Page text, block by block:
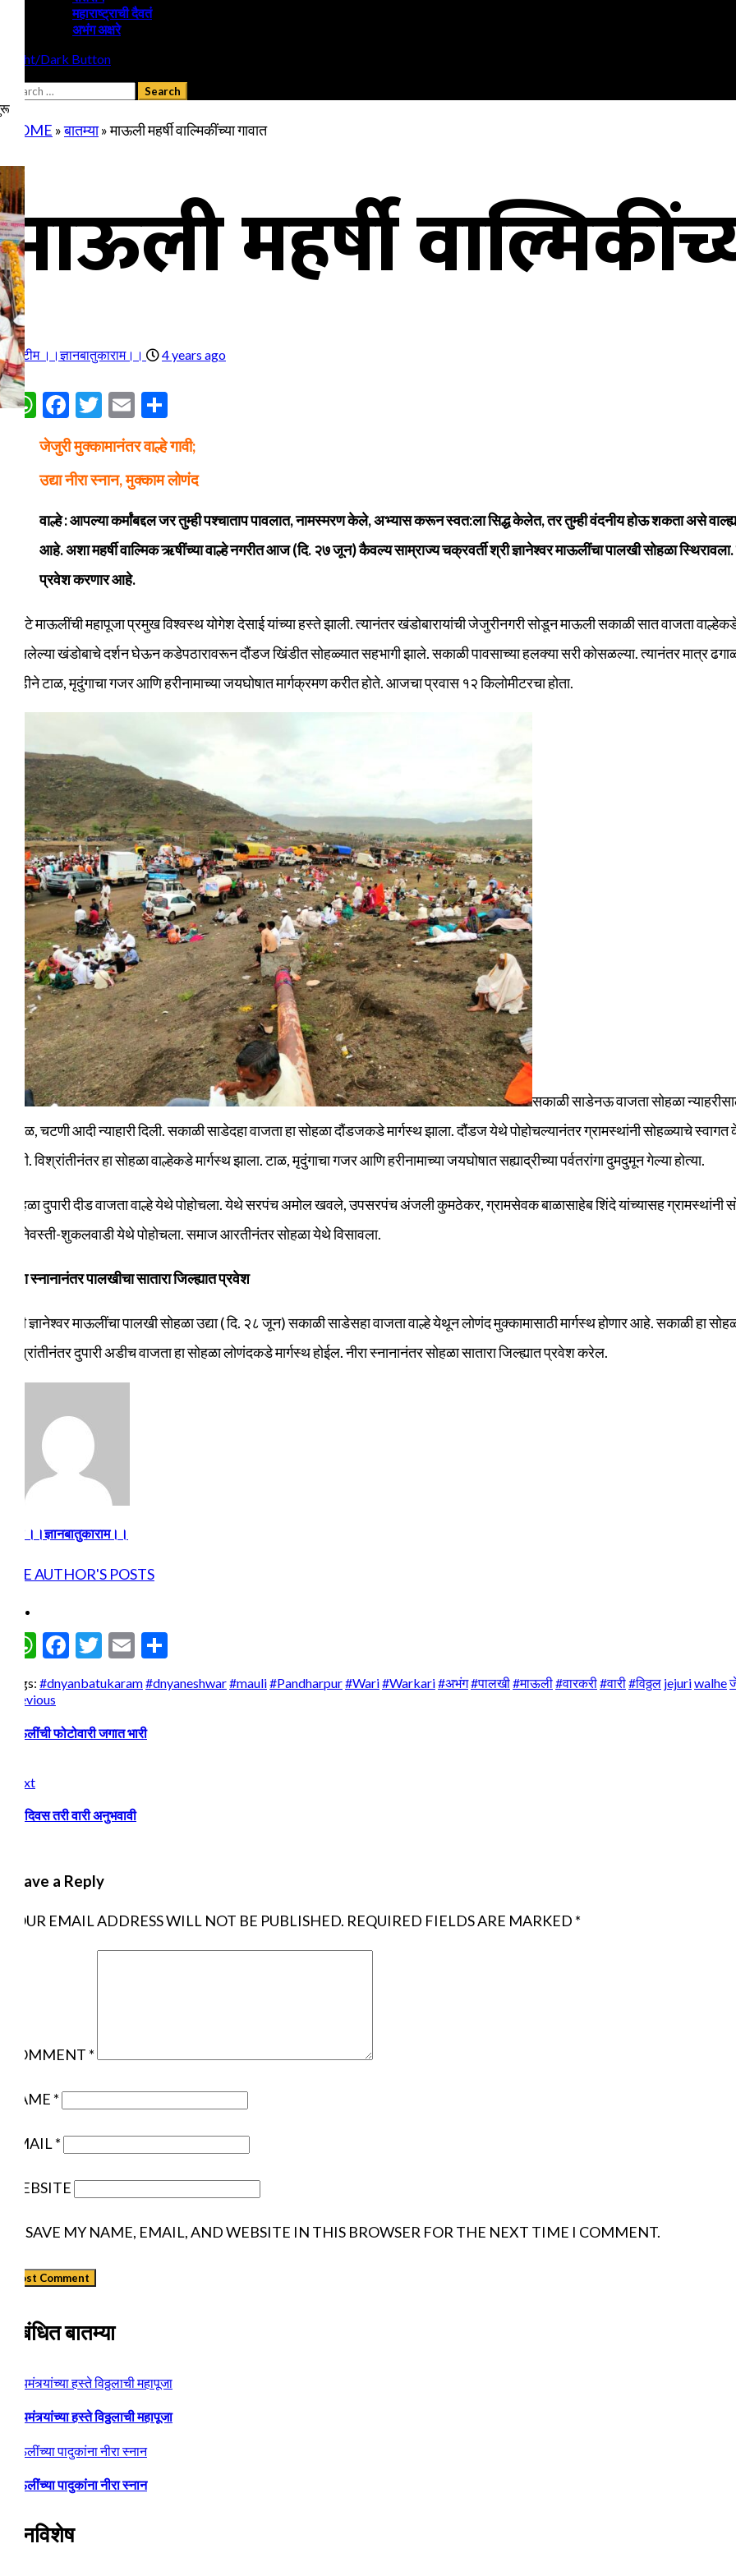
महाराष्ट्राची दैवतं
अभंग अक्षरे
Light/Dark Button
Search
for:
HOME »बातम्या»माऊली महर्षी वाल्मिकींच्या गावात
माऊली महर्षी
टीम ।।ज्ञानबातुकाराम।। 4 years ago
WhatsApp
Facebook
Twitter
Email
जेजुरी मुक्कामानंतर वाल्हे गावी;
उद्या नीरा स्नान, मुक्काम लोणंद
वाल्हे : आपल्या कर्मांबद्दल जर तुम्ही पश्चाताप पावलात, नामस्मरण केले, अभ्यास करून स्वत:ला सिद्ध केलेत, तर तुम्ही वंदनीय होऊ शकता असे
आहे. अशा महर्षी वाल्मिक ऋषींच्या वाल्हे नगरीत आज (दि. २७ जून) कैवल्य साम्राज्य चक्रवर्ती श्री ज्ञानेश्‍वर माऊलींचा पालखी सोहळा स्थिरावला.
प्रवेश करणार आहे.
पहाटे माऊलींची महापूजा प्रमुख विश्वस्थ योगेश देसाई यांच्या हस्ते झाली. त्यानंतर खंडोबारायांची जेजुरीनगरी सोडून माऊली सकाळी सात वाजता
असलेल्या खंडोबाचे दर्शन घेऊन कडेपठारावरून दौंडज खिंडीत सोहळ्यात सहभागी झाले. सकाळी पावसाच्या हलक्या सरी कोसळल्या. त्यानंतर मात्र ढगाळ
ओढीने टाळ, मृदुंगाचा गजर आणि हरीनामाच्या जयघोषात मार्गक्रमण करीत होते. आजचा प्रवास १२ किलोमीटरचा होता.
सकाळी साडेनऊ वाजता सोहळा
उसळ, चटणी आदी न्याहारी दिली. सकाळी साडेदहा वाजता हा सोहळा दौंडजकडे मार्गस्थ झाला. दौंडज येथे पोहोचल्यानंतर ग्रामस्थांनी सोहळ्याचे
होती. विश्रांतीनंतर हा सोहळा वाल्हेकडे मार्गस्थ झाला. टाळ, मृदुंगाचा गजर आणि हरीनामाच्या जयघोषात सह्याद्रीच्या पर्वतरांगा दुमदुमून गेल्या होत्या.
सोहळा दुपारी दीड वाजता वाल्हे येथे पोहोचला. येथे सरपंच अमोल खवले, उपसरपंच अंजली कुमठेकर, ग्रामसेवक बाळासाहेब शिंदे यांच्यासह ग्रामस्थांनी
मदनेवस्ती-शुकलवाडी येथे पोहोचला. समाज आरतीनंतर सोहळा येथे विसावला.
नीरा स्नानानंतर पालखीचा सातारा जिल्ह्यात प्रवेश
श्री ज्ञानेश्‍वर माऊलींचा पालखी सोहळा उद्या ( दि. २८ जून) सकाळी साडेसहा वाजता वाल्हे येथून लोणंद मुक्कामासाठी मार्गस्थ होणार आहे. सकाळी हा
विश्रांतीनंतर दुपारी अडीच वाजता हा सोहळा लोणंदकडे मार्गस्थ होईल. नीरा स्नानानंतर सोहळा सातारा जिल्ह्यात प्रवेश करेल.
टीम ।।ज्ञानबातुकाराम।।
SEE AUTHOR'S POSTS
WhatsApp
Facebook
Twitter
Email
Tags: #dnyanbatukaram#dnyaneshwar#mauli#Pandharpur#Wari#Warkari#अभंग#पालखी#माऊली#वारकरी#वारी#विठ्ठल jejuriwalhe
Continue
Previous
माऊलींची फोटोवारी जगात भारी
NextNext
एक दिवस तरी वारी अनुभवावी
Leave a Reply
YOUR EMAIL ADDRESS WILL NOT BE PUBLISHED. REQUIRED FIELDS ARE MARKED *
COMMENT *
NAME *
EMAIL*
WEBSITE
SAVE MY NAME, EMAIL, AND WEBSITE IN THIS BROWSER FOR THE NEXT TIME I COMMENT.
संबंधित बातम्या
मुख्यमंत्र्यांच्या हस्ते विठ्ठलाची महापूजा
मुख्यमंत्र्यांच्या हस्ते विठ्ठलाची महापूजा
माऊलींच्या पादुकांना नीरा स्नान
माऊलींच्या पादुकांना नीरा स्नान
दिनविशेष
प्रस्थान सोहळ्यासाठी आळंदी सज्ज